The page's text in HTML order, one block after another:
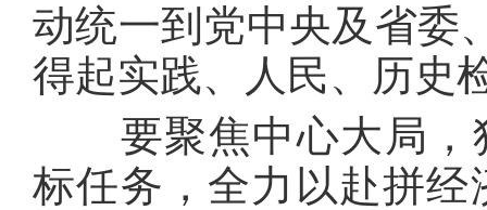
动统一到党中央及省委
得起实践、人民、历史
要聚焦中心大局，
标任务，全力以赴拼经